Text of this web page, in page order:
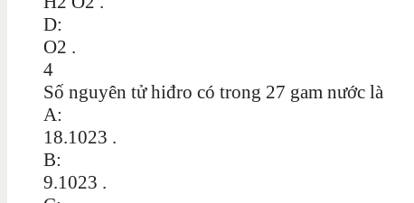
D:
O2 .
4
Số nguyên tử hiđro có trong 27 gam nước là
A:
18.1023 .
B:
9.1023 .